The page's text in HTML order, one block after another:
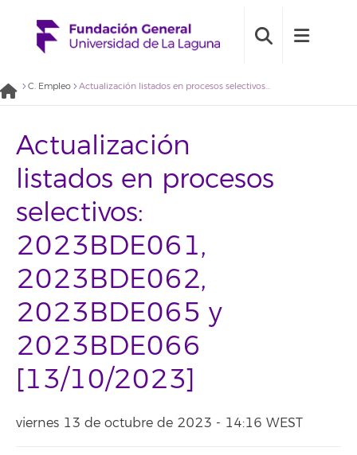
C. Empleo Actualización listados en procesos selectivos: 2023BDE061, 2023BDE062, 2023BDE065 y 2023BDE066 [13/10/2023]
Actualización
listados en procesos
selectivos:
2023BDE061,
2023BDE062,
2023BDE065 y
2023BDE066
[13/10/2023]
viernes 13 de octubre de 2023 - 14:16 WEST